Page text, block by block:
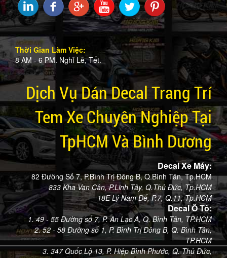
Thời Gian Làm Việc:
8 AM - 6 PM. Nghỉ Lễ, Tết.
Dịch Vụ Dán Decal Trang Trí
Tem Xe Chuyên Nghiệp Tại
TpHCM Và Bình Dương
Decal Xe Máy:
82 Đường Số 7, P.Bình Trị Đông B, Q.Bình Tân, Tp.HCM
833 Kha Vạn Cân, P.Linh Tây, Q.Thủ Đức, Tp.HCM
18E Lý Nam Đế, P.7, Q.11, Tp.HCM
Decal Ô Tô:
1. 49 - 55 Đường số 7, P. An Lạc A, Q. Bình Tân, TP.HCM
2. 52 - 58 Đường số 1, P. Bình Trị Đông B, Q. Bình Tân,
TP.HCM
3. 347 Quốc Lộ 13, P. Hiệp Bình Phước, Q. Thủ Đức,